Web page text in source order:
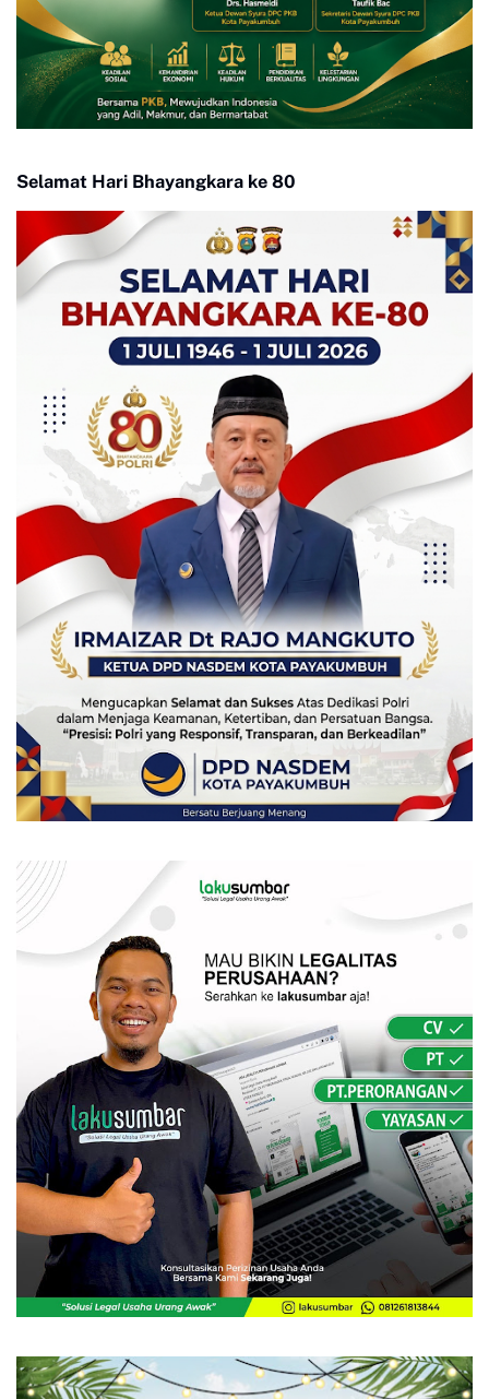
Selamat Hari Bhayangkara ke 80